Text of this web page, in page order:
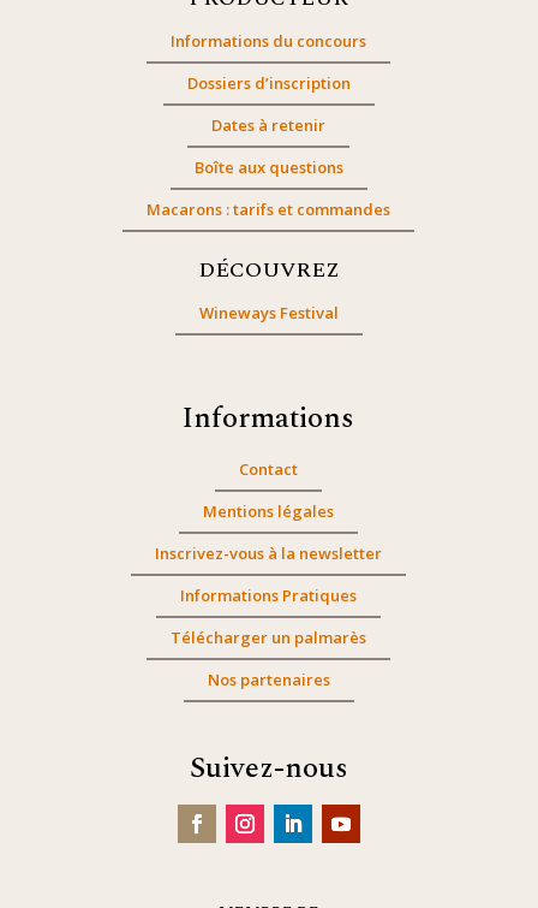
Informations du concours
Dossiers d’inscription
Dates à retenir
Boîte aux questions
Macarons : tarifs et commandes
DÉCOUVREZ
Wineways Festival
Informations
Contact
Mentions légales
Inscrivez-vous à la newsletter
Informations Pratiques
Télécharger un palmarès
Nos partenaires
Suivez-nous